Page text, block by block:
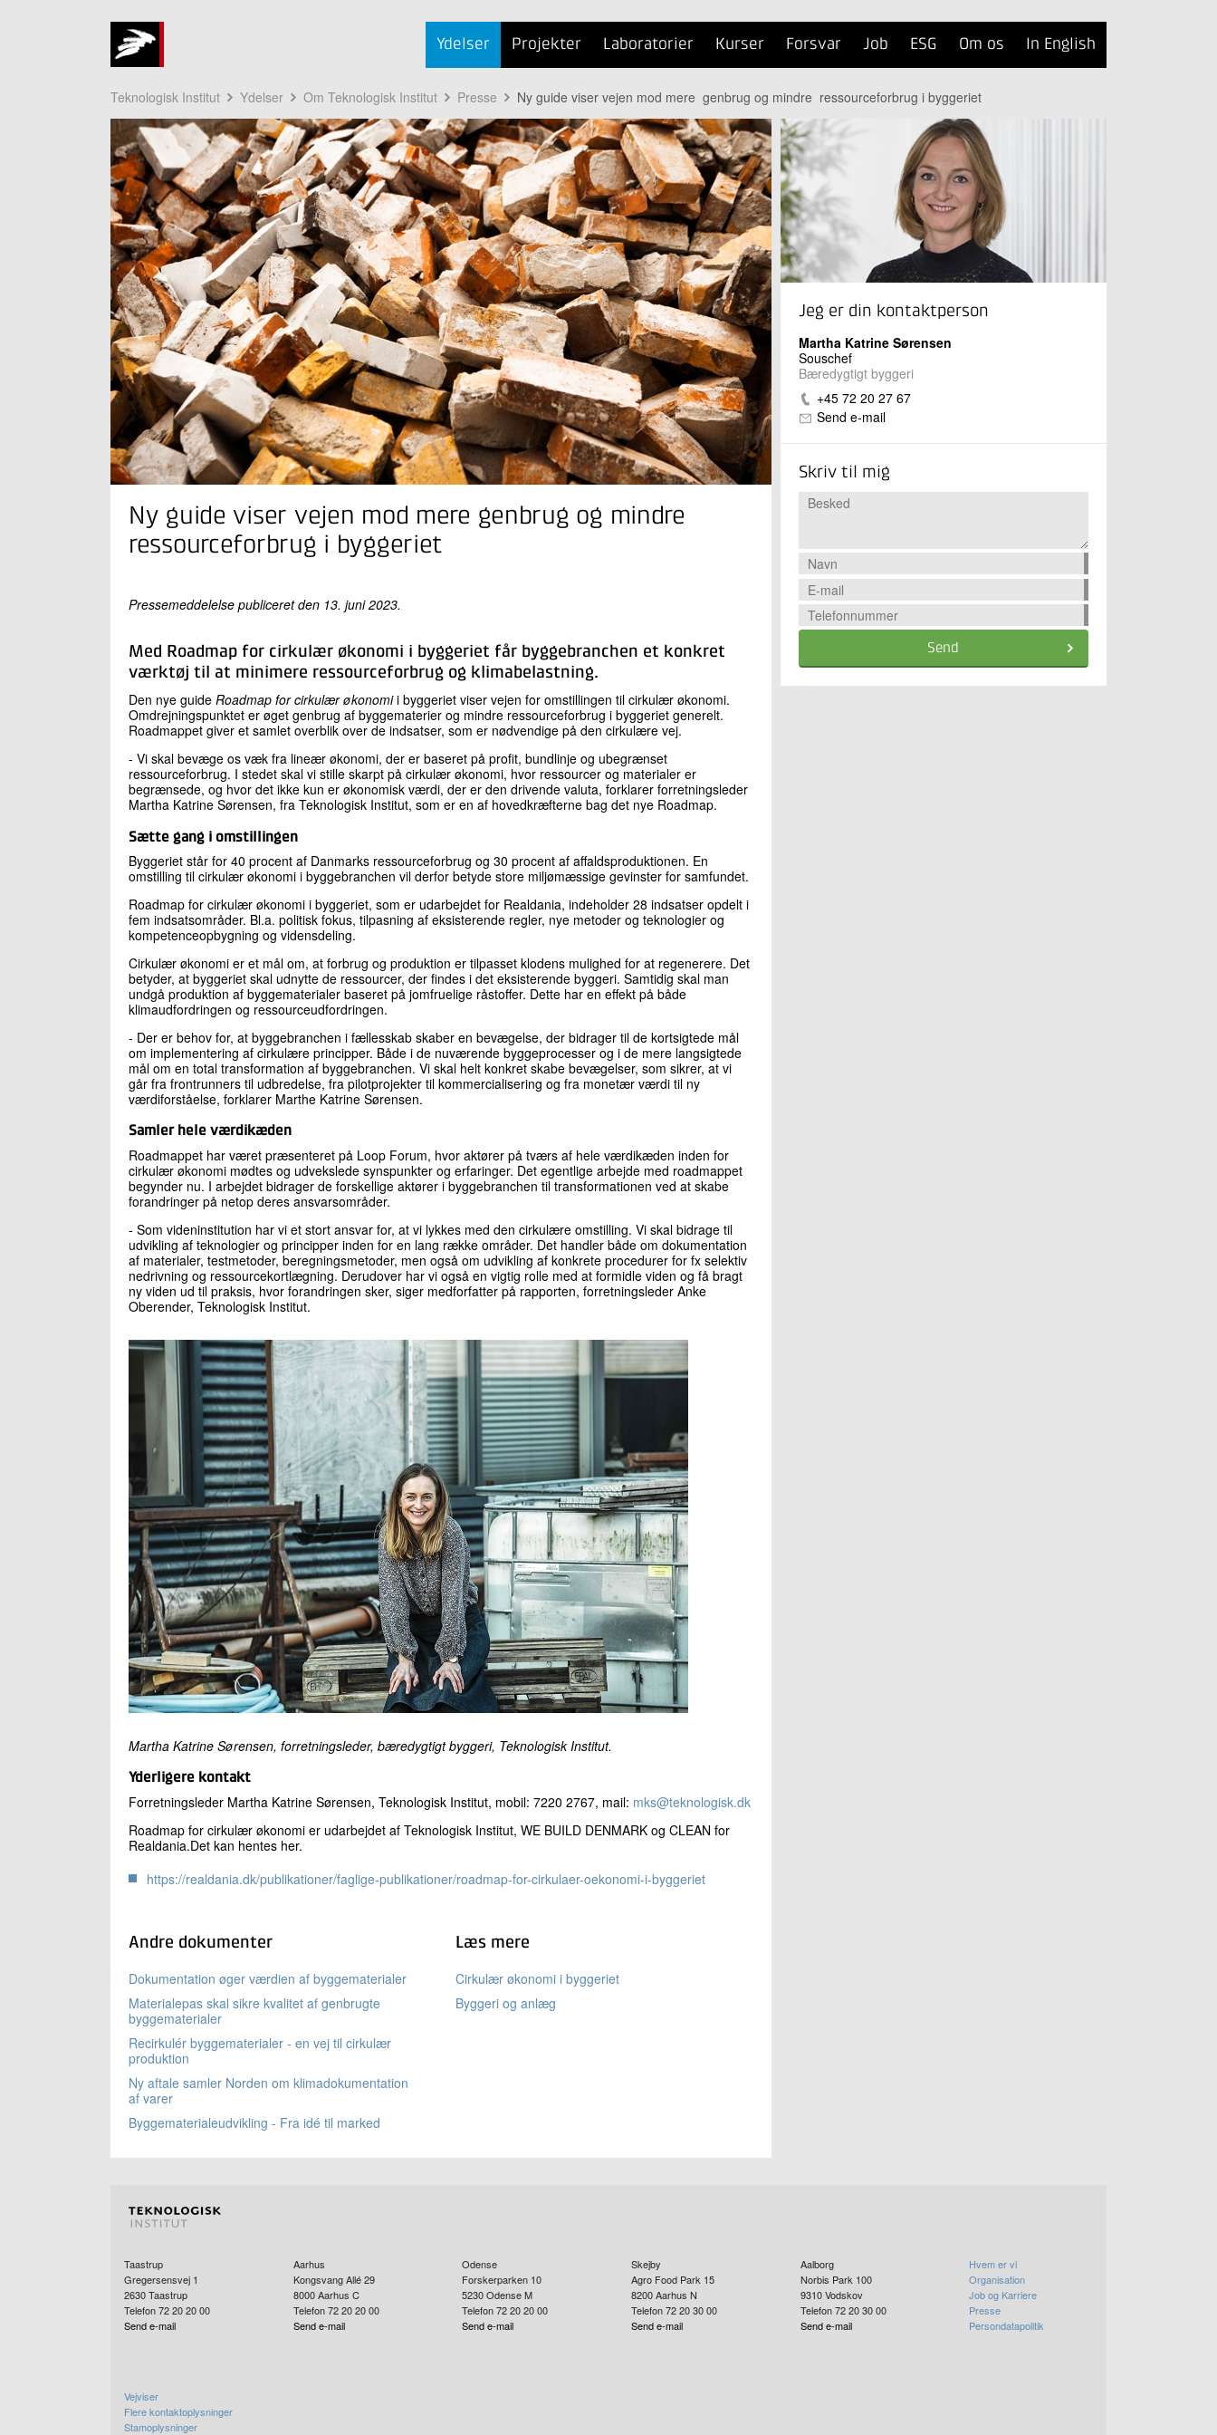
Ydelser Projekter Laboratorier Kurser Forsvar Job ESG Om os In English
Teknologisk Institut Ydelser Om Teknologisk Institut Presse Ny guide viser vejen mod mere genbrug og mindre ressourceforbrug i byggeriet
Ny guide viser vejen mod mere genbrug og mindre
ressourceforbrug i byggeriet
Pressemeddelelse publiceret den 13. juni 2023.
Med Roadmap for cirkulær økonomi i byggeriet får byggebranchen et konkret
værktøj til at minimere ressourceforbrug og klimabelastning.
Den nye guide Roadmap for cirkulær økonomii byggeriet viser vejen for omstillingen til cirkulær økonomi.
Omdrejningspunktet er øget genbrug af byggematerier og mindre ressourceforbrug i byggeriet generelt.
Roadmappet giver et samlet overblik over de indsatser, som er nødvendige på den cirkulære vej.
- Vi skal bevæge os væk fra lineær økonomi, der er baseret på profit, bundlinje og ubegrænset
ressourceforbrug. I stedet skal vi stille skarpt på cirkulær økonomi, hvor ressourcer og materialer er
begrænsede, og hvor det ikke kun er økonomisk værdi, der er den drivende valuta, forklarer forretningsleder
Martha Katrine Sørensen, fra Teknologisk Institut, som er en af hovedkræfterne bag det nye Roadmap.
Sætte gang i omstillingen
Byggeriet står for 40 procent af Danmarks ressourceforbrug og 30 procent af affaldsproduktionen. En
omstilling til cirkulær økonomi i byggebranchen vil derfor betyde store miljømæssige gevinster for samfundet.
Roadmap for cirkulær økonomi i byggeriet, som er udarbejdet for Realdania, indeholder 28 indsatser opdelt i
fem indsatsområder. Bl.a. politisk fokus, tilpasning af eksisterende regler, nye metoder og teknologier og
kompetenceopbygning og vidensdeling.
Cirkulær økonomi er et mål om, at forbrug og produktion er tilpasset klodens mulighed for at regenerere. Det
betyder, at byggeriet skal udnytte de ressourcer, der findes i det eksisterende byggeri. Samtidig skal man
undgå produktion af byggematerialer baseret på jomfruelige råstoffer. Dette har en effekt på både
klimaudfordringen og ressourceudfordringen.
- Der er behov for, at byggebranchen i fællesskab skaber en bevægelse, der bidrager til de kortsigtede mål
om implementering af cirkulære principper. Både i de nuværende byggeprocesser og i de mere langsigtede
mål om en total transformation af byggebranchen. Vi skal helt konkret skabe bevægelser, som sikrer, at vi
går fra frontrunners til udbredelse, fra pilotprojekter til kommercialisering og fra monetær værdi til ny
værdiforståelse, forklarer Marthe Katrine Sørensen.
Samler hele værdikæden
Roadmappet har været præsenteret på Loop Forum, hvor aktører på tværs af hele værdikæden inden for
cirkulær økonomi mødtes og udvekslede synspunkter og erfaringer. Det egentlige arbejde med roadmappet
begynder nu. I arbejdet bidrager de forskellige aktører i byggebranchen til transformationen ved at skabe
forandringer på netop deres ansvarsområder.
- Som videninstitution har vi et stort ansvar for, at vi lykkes med den cirkulære omstilling. Vi skal bidrage til
udvikling af teknologier og principper inden for en lang række områder. Det handler både om dokumentation
af materialer, testmetoder, beregningsmetoder, men også om udvikling af konkrete procedurer for fx selektiv
nedrivning og ressourcekortlægning. Derudover har vi også en vigtig rolle med at formidle viden og få bragt
ny viden ud til praksis, hvor forandringen sker, siger medforfatter på rapporten, forretningsleder Anke
Oberender, Teknologisk Institut.
Martha Katrine Sørensen, forretningsleder, bæredygtigt byggeri, Teknologisk Institut.
Yderligere kontakt
Forretningsleder Martha Katrine Sørensen, Teknologisk Institut, mobil: 7220 2767, mail: mks@teknologisk.dk
Roadmap for cirkulær økonomi er udarbejdet af Teknologisk Institut, WE BUILD DENMARK og CLEAN for
Realdania.Det kan hentes her.
https://realdania.dk/publikationer/faglige-publikationer/roadmap-for-cirkulaer-oekonomi-i-byggeriet
Andre dokumenter
Dokumentation øger værdien af byggematerialer
Materialepas skal sikre kvalitet af genbrugte
byggematerialer
Recirkulér byggematerialer - en vej til cirkulær
produktion
Ny aftale samler Norden om klimadokumentation
af varer
Byggematerialeudvikling - Fra idé til marked
Læs mere
Cirkulær økonomi i byggeriet
Byggeri og anlæg
Jeg er din kontaktperson
Martha Katrine Sørensen
Souschef
Bæredygtigt byggeri
+45 72 20 27 67
Send e-mail
Skriv til mig
Send
Taastrup
Gregersensvej 1
2630Taastrup
Telefon 72 20 20 00
Send e-mail
Aarhus
Kongsvang Allé 29
8000 Aarhus C
Telefon 72 20 20 00
Send e-mail
Odense
Forskerparken 10
5230 Odense M
Telefon 72 20 20 00
Send e-mail
Skejby
Agro Food Park 15
8200Aarhus N
Telefon 72 20 30 00
Send e-mail
Aalborg
Norbis Park 100
9310 Vodskov
Telefon 72 20 30 00
Send e-mail
Hvem er vi
Organisation
Job og Karriere
Presse
Persondatapolitik
Vejviser
Flere kontaktoplysninger
Stamoplysninger